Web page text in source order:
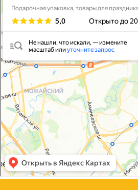
Согласие на обработку персональных
Политика конфиденциальности
© 2021-2025, ООО "УПАКОВАЛИ ОНЛАЙН"